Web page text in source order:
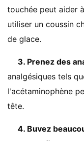
touchée peut aider
utiliser un coussin
de glace.
3. Prenez des
analgésiques tels
l'acétaminophène
tête.
4. Buvez